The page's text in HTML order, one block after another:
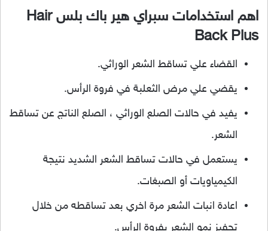
اهم استخدامات سبراي هير باك بلس Hair
Back Plus
القضاء علي تساقط الشعر الوراثي.
يقضي علي مرض الثعلبة في فروة الرأس.
يفيد في حالات الصلع الوراثي ، الصلع الناتج عن تساقط
الشعر.
يستعمل في حالات تساقط الشعر الشديد نتيجة
الكيمياويات أو الصبغات.
اعادة انبات الشعر مرة اخري بعد تساقطه من خلال
تحفيز نمو الشعر بفروة الرأس.